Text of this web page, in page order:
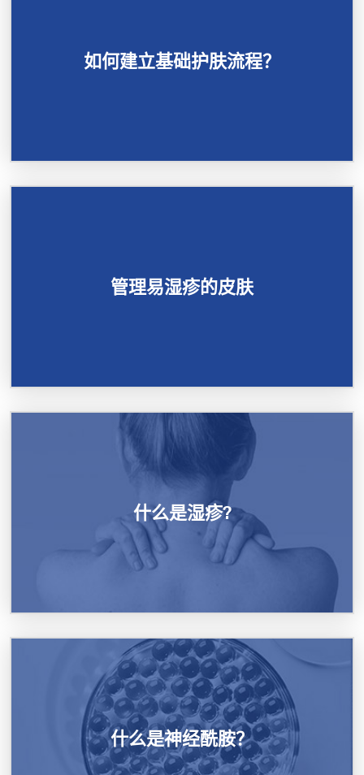
如何建立基础护肤流程？
管理易湿疹的皮肤
什么是湿疹?
什么是神经酰胺？